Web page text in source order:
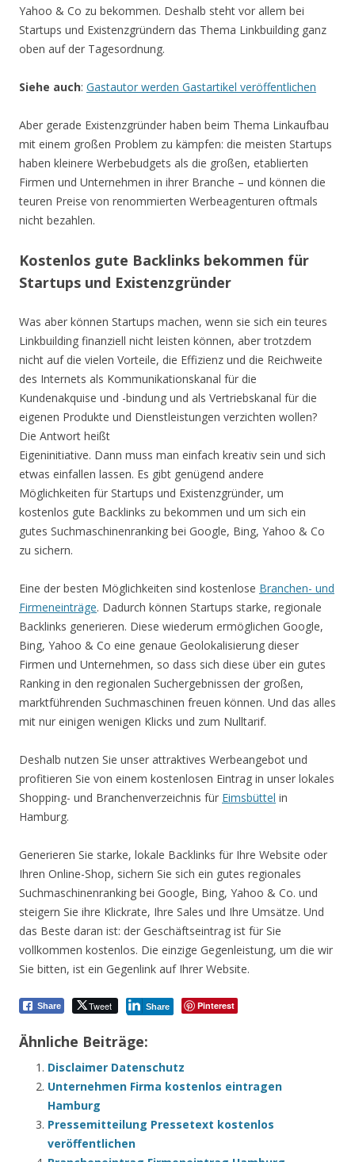
Yahoo & Co zu bekommen. Deshalb steht vor allem bei
Startups und Existenzgründern das Thema Linkbuilding ganz
oben auf der Tagesordnung.
Siehe auch: Gastautor werden Gastartikel veröffentlichen
Aber gerade Existenzgründer haben beim Thema Linkaufbau
mit einem großen Problem zu kämpfen: die meisten Startups
haben kleinere Werbebudgets als die großen, etablierten
Firmen und Unternehmen in ihrer Branche – und können die
teuren Preise von renommierten Werbeagenturen oftmals
nicht bezahlen.
Kostenlos gute Backlinks bekommen für
Startups und Existenzgründer
Was aber können Startups machen, wenn sie sich ein teures
Linkbuilding finanziell nicht leisten können, aber trotzdem
nicht auf die vielen Vorteile, die Effizienz und die Reichweite
des Internets als Kommunikationskanal für die
Kundenakquise und -bindung und als Vertriebskanal für die
eigenen Produkte und Dienstleistungen verzichten wollen?
Die Antwort heißt
Eigeninitiative. Dann muss man einfach kreativ sein und sich
etwas einfallen lassen. Es gibt genügend andere
Möglichkeiten für Startups und Existenzgründer, um
kostenlos gute Backlinks zu bekommen und um sich ein
gutes Suchmaschinenranking bei Google, Bing, Yahoo & Co
zu sichern.
Eine der besten Möglichkeiten sind kostenlose Branchen- und
Firmeneinträge. Dadurch können Startups starke, regionale
Backlinks generieren. Diese wiederum ermöglichen Google,
Bing, Yahoo & Co eine genaue Geolokalisierung dieser
Firmen und Unternehmen, so dass sich diese über ein gutes
Ranking in den regionalen Suchergebnissen der großen,
marktführenden Suchmaschinen freuen können. Und das alles
mit nur einigen wenigen Klicks und zum Nulltarif.
Deshalb nutzen Sie unser attraktives Werbeangebot und
profitieren Sie von einem kostenlosen Eintrag in unser lokales
Shopping- und Branchenverzeichnis für Eimsbüttel in
Hamburg.
Generieren Sie starke, lokale Backlinks für Ihre Website oder
Ihren Online-Shop, sichern Sie sich ein gutes regionales
Suchmaschinenranking bei Google, Bing, Yahoo & Co. und
steigern Sie ihre Klickrate, Ihre Sales und Ihre Umsätze. Und
das Beste daran ist: der Geschäftseintrag ist für Sie
vollkommen kostenlos. Die einzige Gegenleistung, um die wir
Sie bitten, ist ein Gegenlink auf Ihrer Website.
Share Tweet Share Pinterest
Ähnliche Beiträge:
Disclaimer Datenschutz
Unternehmen Firma kostenlos eintragen
Hamburg
Pressemitteilung Pressetext kostenlos
veröffentlichen